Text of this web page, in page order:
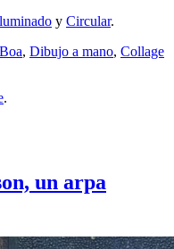
y Circular.
Boa, Dibujo a mano, Collage
.
un arpa